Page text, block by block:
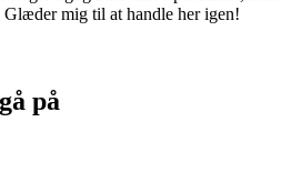
Glæder mig til at handle her igen!
på